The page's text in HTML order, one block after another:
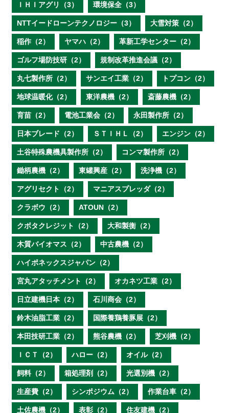
ＩＨＩアグリ（3） 環境保全（3）
NTTイードローンテクノロジー（3） 大雪対策（2）
稲作（2） ヤマハ（2） 革新工学センター（2）
ゴルフ場防技研（2） 規制改革推進会議（2）
丸七製作所（2） サンエイ工業（2） トプコン（2）
地球温暖化（2） 東洋農機（2） 斎藤農機（2）
育苗（2） 電池工業会（2） 永田製作所（2）
日本ブレード（2） ＳＴＩＨＬ（2） エンジン（2）
土谷特殊農機具製作所（2） コンマ製作所（2）
鋤柄農機（2） 東罐興産（2） 洗浄機（2）
アグリセクト（2） マニアスプレッダ（2）
クラボウ（2） ATOUN（2）
クボタクレジット（2） 大和製衡（2）
木質バイオマス（2） 中古農機（2）
ハイポネックスジャパン（2）
宮丸アタッチメント（2） オカネツ工業（2）
日立建機日本（2） 石川商会（2）
鈴木油脂工業（2） 国際養鶏養豚展（2）
本田技研工業（2） 熊谷農機（2） 芝刈機（2）
ＩＣＴ（2） ハロー（2） オイル（2）
飼料（2） 箱処理剤（2） 光選別機（2）
生産費（2） シンポジウム（2） 作業台車（2）
土佐農機（2） 表彰（2） 住友建機（2）